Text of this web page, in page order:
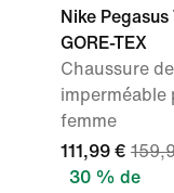
Nike Pegasus
GORE-TEX
Chaussure
imperméable
femme
111,99 €
30 % de